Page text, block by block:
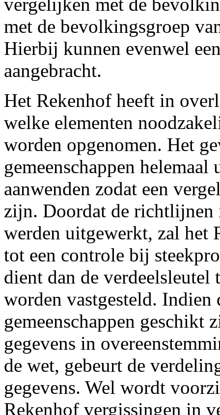
vergelijken met de
met de bevolkingsgroep
Hierbij kunnen evenwel
aangebracht.
Het Rekenhof heeft in
welke elementen
worden opgenomen. Het
gemeenschappen
aanwenden zodat een
zijn. Doordat de richtlijnen
werden uitgewerkt, zal het
tot een controle bij
dient dan de verdeelsleutel
worden vastgesteld. Indien
gemeenschappen geschikt
gegevens in
de wet, gebeurt de
gegevens. Wel wordt
Rekenhof vergissingen in